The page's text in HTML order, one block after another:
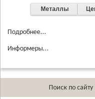
Металлы
Подробнее...
Информеры...
Поиск по сайту